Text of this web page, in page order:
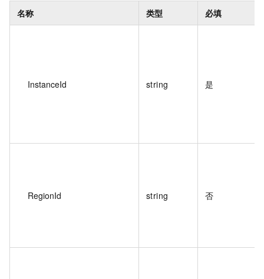
名称 类型 必填
InstanceId string 是
RegionId string 否